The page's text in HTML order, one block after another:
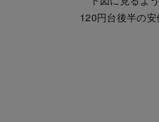
120円台後半の安